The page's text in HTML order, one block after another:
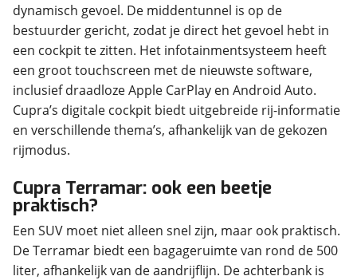
dynamisch gevoel. De middentunnel is op de
bestuurder gericht, zodat je direct het gevoel hebt in
een cockpit te zitten. Het infotainmentsysteem heeft
een groot touchscreen met de nieuwste software,
inclusief draadloze Apple CarPlay en Android Auto.
Cupra’s digitale cockpit biedt uitgebreide rij-informatie
en verschillende thema’s, afhankelijk van de gekozen
rijmodus.
Cupra Terramar: ook een beetje
praktisch?
Een SUV moet niet alleen snel zijn, maar ook praktisch.
De Terramar biedt een bagageruimte van rond de 500
liter, afhankelijk van de aandrijflijn. De achterbank is